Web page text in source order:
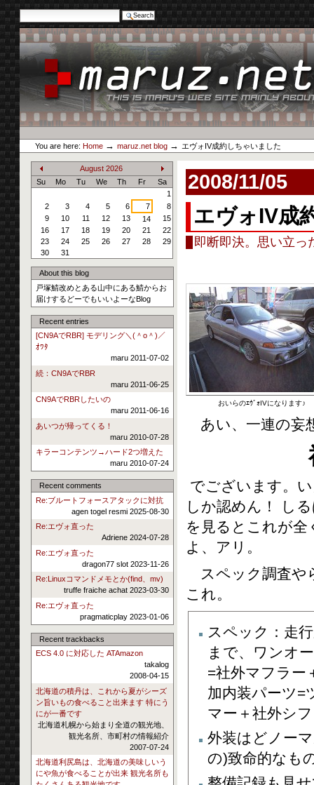
Advanced Search…
Skip
to
content.
Skip
to
navigation
maruz.net
Personal
tools
You are here: Home → maruz.net blog → エヴォIV成約しちゃいました
«
August 2026
»
Su Mo Tu We Th Fr
Sa
1
2
3 4 5 6 7
8
9
10 11 12 13 14
15
16
17 18 19 20 21
22
23
24 25 26 27 28
29
30
31
About this blog
戸塚鯖改めとある山中にある鯖からお
届けするどーでもいいよーなBlog
Recent entries
[CN9AでRBR] モデリング＼(＾o＾)／
ｵﾜﾀ
maru 2011-07-02
続：CN9AでRBR
maru 2011-06-25
CN9AでRBRしたいの
maru 2011-06-16
あいつが帰ってくる！
maru 2010-07-28
キラーコンテンツ→ハード2つ増えた
maru 2010-07-24
Recent comments
Re:ブルートフォースアタックに対抗
agen togel resmi 2025-08-30
Re:エヴォ直った
Adriene 2024-07-28
Re:エヴォ直った
dragon77 slot 2023-11-26
Re:Linuxコマンドメモとか(find、mv)
truffe fraiche achat 2023-03-30
Re:エヴォ直った
pragmaticplay 2023-01-06
Recent trackbacks
ECS 4.0 に対応した ATAmazon
takalog
2008-04-15
北海道の積丹は、これから夏がシーズ
ン旨いもの食べること出来ます 特にう
にが一番です
北海道札幌から始まり全道の観光地、
観光名所、市町村の情報紹介
2007-07-24
北海道利尻島は、北海道の美味しいう
にや魚が食べることが出来 観光名所も
2008/11/05
エヴォIV成
即断即決。思い立っ
おいらのｴｳﾞｫIVになります♪
あい、一連の妄
でございます。
しか認めん！ し
を見るとこれが全
よ、アリ。
スペック調査や
これ。
スペック：走
まで、ワンオ
=社外マフラー
加内装パーツ=
マー＋社外シ
外装はどノー
の)致命的なも